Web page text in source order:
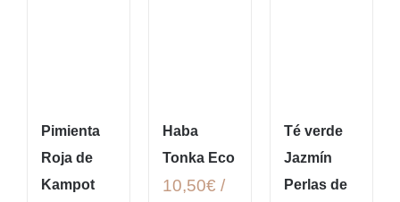
Pimienta
Roja de
Kampot
Haba
Tonka Eco
10,50€ /
Té verde
Jazmín
Perlas de